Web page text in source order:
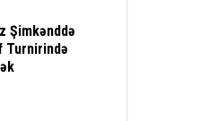
Şimkənddə
Turnirində